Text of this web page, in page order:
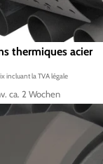
thermiques acier
ca. 2 Wochen